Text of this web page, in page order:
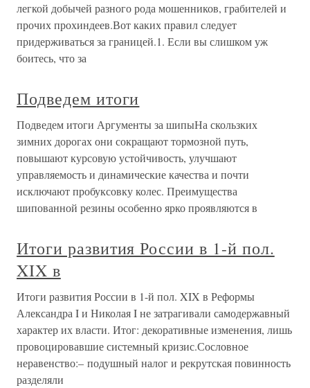
легкой добычей разного рода мошенников, грабителей и
прочих прохиндеев.Вот каких правил следует
придерживаться за границей.1. Если вы слишком уж
боитесь, что за
Подведем итоги
Подведем итоги Аргументы за шипыНа скользких
зимних дорогах они сокращают тормозной путь,
повышают курсовую устойчивость, улучшают
управляемость и динамические качества и почти
исключают пробуксовку колес. Преимущества
шипованной резины особенно ярко проявляются в
Итоги развития России в 1-й пол.
XIX в
Итоги развития России в 1-й пол. XIX в Реформы
Александра I и Николая I не затрагивали самодержавный
характер их власти. Итог: декоративные изменения, лишь
провоцировавшие системный кризис.Сословное
неравенство:– подушный налог и рекрутская повинность
разделяли